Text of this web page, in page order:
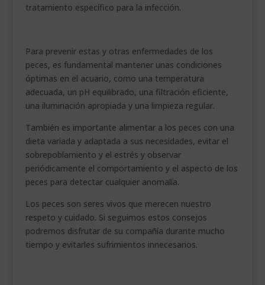
tratamiento específico para la infección.
Para prevenir estas y otras enfermedades de los
peces, es fundamental mantener unas condiciones
óptimas en el acuario, como una temperatura
adecuada, un pH equilibrado, una filtración eficiente,
una iluminación apropiada y una limpieza regular.
También es importante alimentar a los peces con una
dieta variada y adaptada a sus necesidades, evitar el
sobrepoblamiento y el estrés y observar
periódicamente el comportamiento y el aspecto de los
peces para detectar cualquier anomalía.
Los peces son seres vivos que merecen nuestro
respeto y cuidado. Si seguimos estos consejos
podremos disfrutar de su compañía durante mucho
tiempo y evitarles sufrimientos innecesarios.